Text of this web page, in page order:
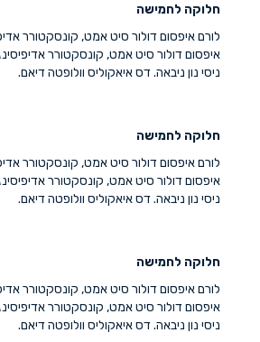
חלוקה לחמישה
לורם איפסום דולור סיט אמט, קונסקטורר
איפסום דולור סיט אמט, קונסקטורר
ניסי נון ניבאה. דס איאקוליס וולופטה דיאם.
חלוקה לחמישה
לורם איפסום דולור סיט אמט, קונסקטורר
איפסום דולור סיט אמט, קונסקטורר
ניסי נון ניבאה. דס איאקוליס וולופטה דיאם.
חלוקה לחמישה
לורם איפסום דולור סיט אמט, קונסקטורר
איפסום דולור סיט אמט, קונסקטורר
ניסי נון ניבאה. דס איאקוליס וולופטה דיאם.